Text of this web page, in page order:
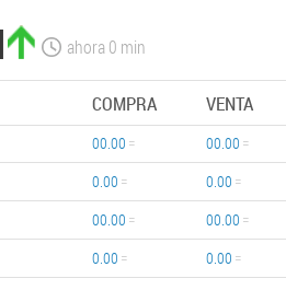
ahora0 min
COMPRA VENTA
00.00
00.00
0.00
0.00
00.00
00.00
0.00 0.00